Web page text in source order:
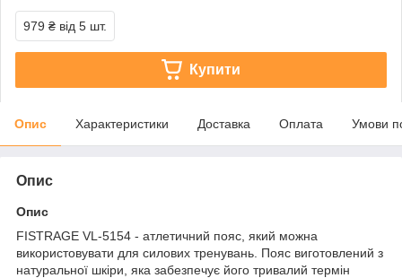
979 ₴ від 5 шт.
Купити
Опис Характеристики Доставка Оплата Умови
Опис
Опис
FISTRAGE VL-5154 - атлетичний пояс, який можна
використовувати для силових тренувань. Пояс виготовлений з
натуральної шкіри, яка забезпечує його тривалий термін